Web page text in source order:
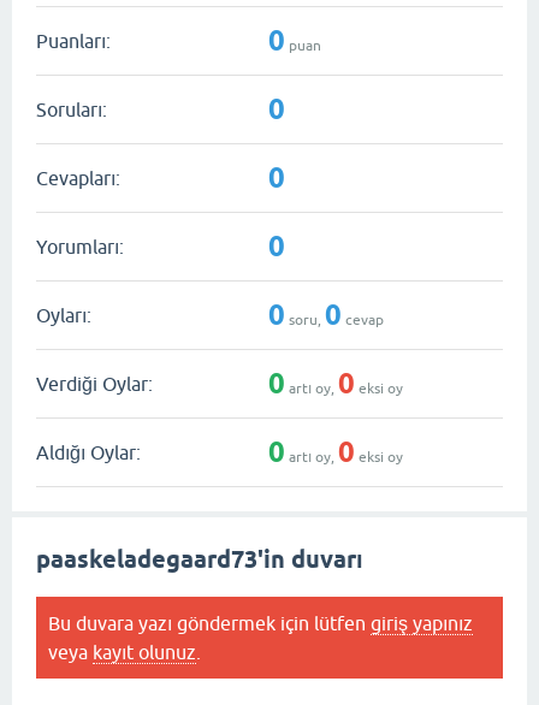
Puanları: 0 puan
Soruları: 0
Cevapları: 0
Yorumları: 0
Oyları: 0 soru, 0 cevap
Verdiği Oylar: 0 artı oy, 0 eksi oy
Aldığı Oylar: 0 artı oy, 0 eksi oy
paaskeladegaard73'in duvarı
Bu duvara yazı göndermek için lütfen giriş yapınız
veya kayıt olunuz